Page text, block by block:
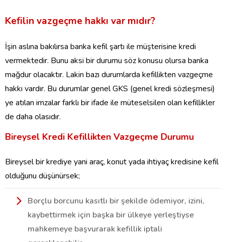
Kefilin vazgeçme hakkı var mıdır?
İşin aslına bakılırsa banka kefil şartı ile müşterisine kredi
vermektedir. Bunu aksi bir durumu söz konusu olursa banka
mağdur olacaktır. Lakin bazı durumlarda kefillikten vazgeçme
hakkı vardır. Bu durumlar genel GKS (genel kredi sözleşmesi)
ye atılan imzalar farklı bir ifade ile müteselsilen olan kefillikler
de daha olasıdır.
Bireysel Kredi Kefillikten Vazgeçme Durumu
Bireysel bir krediye yani araç, konut yada ihtiyaç kredisine kefil
olduğunu düşünürsek;
Borçlu borcunu kasıtlı bir şekilde ödemiyor, izini,
kaybettirmek için başka bir ülkeye yerleştiyse
mahkemeye başvurarak kefillik iptali